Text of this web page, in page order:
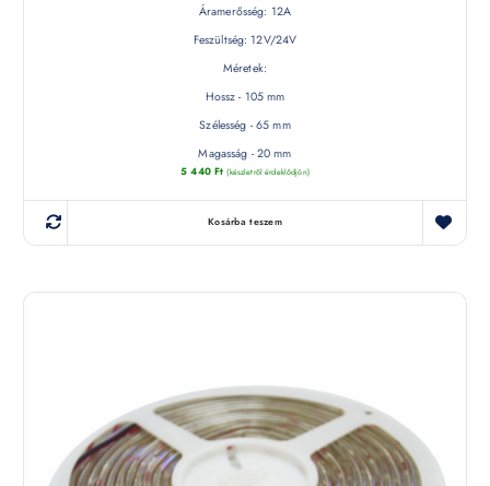
Áramerősség: 12A
Feszültség: 12V/24V
Méretek:
Hossz - 105 mm
Szélesség - 65 mm
Magasság - 20 mm
5 440 Ft (készletről érdeklődjön)
Kosárba teszem